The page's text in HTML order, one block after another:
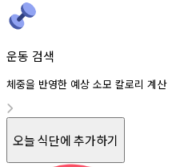
운동 검색
체중을 반영한 예상 소모 칼로리 계산
오늘 식단에 추가하기